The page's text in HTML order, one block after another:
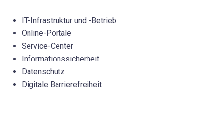
IT-Infrastruktur und -Betrieb
Online-Portale
Service-Center
Informationssicherheit
Datenschutz
Digitale Barrierefreiheit